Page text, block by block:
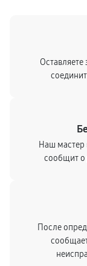
Оставляете
Наш мастер
сообщит о
После